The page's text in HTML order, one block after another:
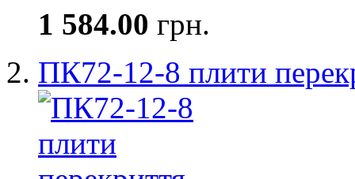
1 584.00 грн.
ПК72-12-8 плити